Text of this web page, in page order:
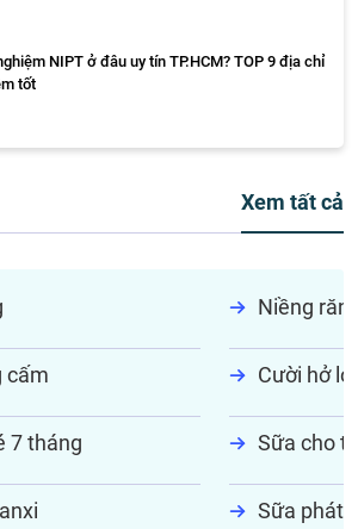
NIPT ở đâu uy tín TP.HCM? TOP 9 địa chỉ
tốt
Xem tất cả
Niềng
cấm Cười hở lợi
7 tháng Sữa cho
Sữa phát